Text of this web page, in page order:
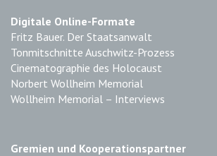
Digitale Online-Formate
Fritz Bauer. Der Staatsanwalt
Tonmitschnitte Auschwitz-Prozess
Cinematographie des Holocaust
Norbert Wollheim Memorial
Wollheim Memorial – Interviews
Gremien und Kooperationspartner